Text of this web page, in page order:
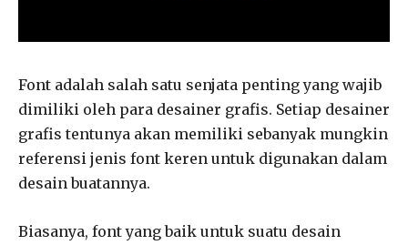
Font adalah salah satu senjata penting yang wajib
dimiliki oleh para desainer grafis. Setiap desainer
grafis tentunya akan memiliki sebanyak mungkin
referensi jenis font keren untuk digunakan dalam
desain buatannya.
Biasanya, font yang baik untuk suatu desain